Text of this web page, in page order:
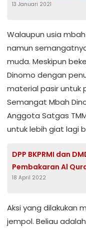
13 Januari 2021
Walaupun usia
namun
muda. Meskipun
Dinomo dengan
material pasir untuk
Semangat Mbah
Anggota Satgas
untuk lebih giat lagi
DPP BKPRMI dan
Pembakaran Al
yang Dilakukan
18 April 2022
Aksi yang dilakukan
jempol. Beliau